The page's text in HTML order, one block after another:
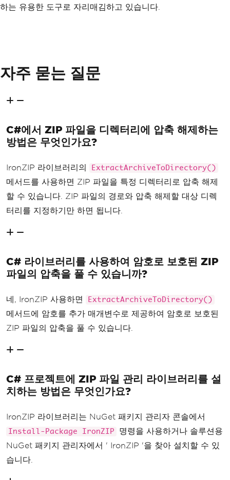
하는 유용한 도구로 자리매김하고 있습니다.
자주 묻는 질문
C#에서 ZIP 파일을 디렉터리에 압축 해제하는
방법은 무엇인가요?
IronZIP 라이브러리의 ExtractArchiveToDirectory()
메서드를 사용하면 ZIP 파일을 특정 디렉터리로 압축 해제
할 수 있습니다. ZIP 파일의 경로와 압축 해제할 대상 디렉
터리를 지정하기만 하면 됩니다.
C# 라이브러리를 사용하여 암호로 보호된 ZIP
파일의 압축을 풀 수 있습니까?
네, IronZIP 사용하면 ExtractArchiveToDirectory()
메서드에 암호를 추가 매개변수로 제공하여 암호로 보호된
ZIP 파일의 압축을 풀 수 있습니다.
C# 프로젝트에 ZIP 파일 관리 라이브러리를 설
치하는 방법은 무엇인가요?
IronZIP 라이브러리는 NuGet 패키지 관리자 콘솔에서
Install-Package IronZIP
명령을 사용하거나 솔루션용
NuGet 패키지 관리자에서 ' IronZIP '을 찾아 설치할 수 있
습니다.